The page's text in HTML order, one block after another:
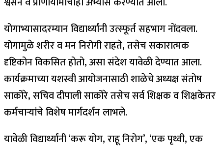
योगाभ्यासादरम्यान विद्यार्थ्यांनी उत्स्फूर्त सहभाग नोंदवला.
योगामुळे शरीर व मन निरोगी राहते, तसेच सकारात्मक
दृष्टिकोन विकसित होतो, असा संदेश यावेळी देण्यात आला.
कार्यक्रमाच्या यशस्वी आयोजनासाठी शाळेचे अध्यक्ष संतोष
साकोरे, सचिव दीपाली साकोरे तसेच सर्व शिक्षक व शिक्षकेतर
कर्मचाऱ्यांचे विशेष मार्गदर्शन लाभले.
यावेळी विद्यार्थ्यांनी ‘करू योग, राहू निरोग’, ‘एक पृथ्वी, एक